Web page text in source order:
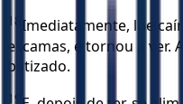
18 Imediatamente, lhe
escamas, e tornou a ver.
batizado.
19